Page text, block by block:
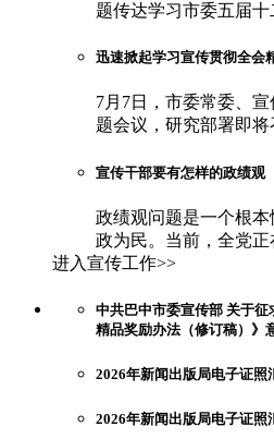
题传达学习市委五届十
迅速掀起学习宣传贯彻全会
7月7日，市委常委、
题会议，研究部署即将
宣传干部要有怎样的政绩观
政绩观问题是一个根
政为民。当前，全党正
进入宣传工作>>
中共巴中市委宣传部 关于
精品奖励办法（修订稿）》
2026年新闻出版局电子证照
2026年新闻出版局电子证照